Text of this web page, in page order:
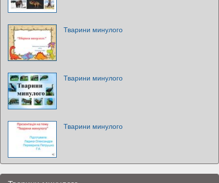
Тварини минулого
Тварини минулого
Тварини минулого